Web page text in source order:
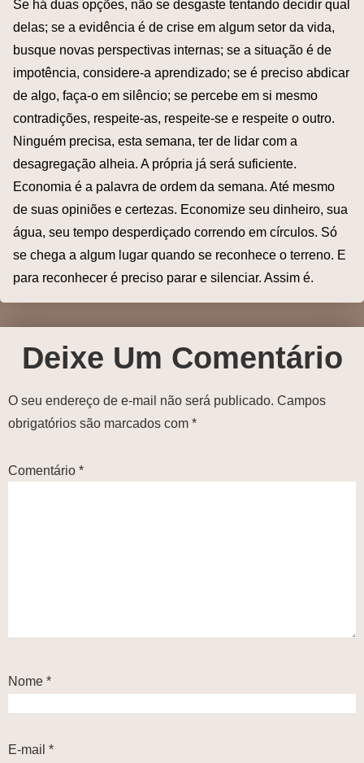
Se há duas opções, não se desgaste tentando decidir qual
delas; se a evidência é de crise em algum setor da vida,
busque novas perspectivas internas; se a situação é de
impotência, considere-a aprendizado; se é preciso abdicar
de algo, faça-o em silêncio; se percebe em si mesmo
contradições, respeite-as, respeite-se e respeite o outro.
Ninguém precisa, esta semana, ter de lidar com a
desagregação alheia. A própria já será suficiente.
Economia é a palavra de ordem da semana. Até mesmo
de suas opiniões e certezas. Economize seu dinheiro, sua
água, seu tempo desperdiçado correndo em círculos. Só
se chega a algum lugar quando se reconhece o terreno. E
para reconhecer é preciso parar e silenciar. Assim é.
Deixe Um Comentário
O seu endereço de e-mail não será publicado. Campos
obrigatórios são marcados com *
Comentário *
Nome *
E-mail *